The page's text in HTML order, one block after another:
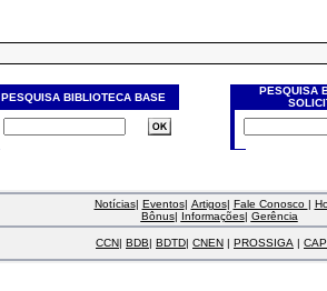
PESQUISA BIBLIOTECA BASE
PESQUISA
Notícias| Eventos| Artigos| Fale Conosco |
Bônus| Informações| Gerência
CCN| BDB| BDTD| CNEN | PROSSIGA |